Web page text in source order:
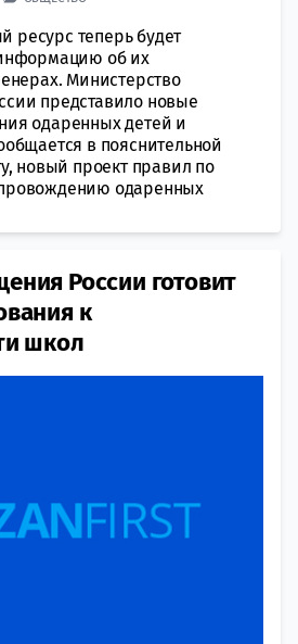
теперь будет
об их
Министерство
представило новые
одаренных детей и
в пояснительной
новый проект правил по
одаренных
России готовит
к
школ